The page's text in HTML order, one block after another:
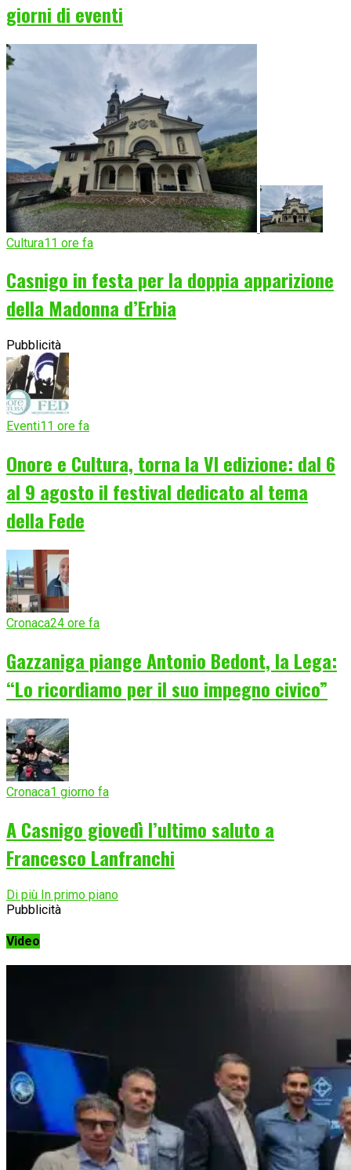
giorni di eventi
Cultura11 ore fa
Casnigo in festa per la doppia apparizione
della Madonna d’Erbia
Pubblicità
Eventi11 ore fa
Onore e Cultura, torna la VI edizione: dal 6
al 9 agosto il festival dedicato al tema
della Fede
Cronaca24 ore fa
Gazzaniga piange Antonio Bedont, la Lega:
“Lo ricordiamo per il suo impegno civico”
Cronaca1 giorno fa
A Casnigo giovedì l’ultimo saluto a
Francesco Lanfranchi
Di più In primo piano
Pubblicità
Video